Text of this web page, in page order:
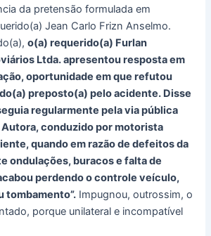
da pretensão formulada em
Jean Carlo Frizn Anselmo.
o(a) requerido(a) Furlan
Ltda. apresentou resposta em
oportunidade em que refutou
preposto(a) pelo acidente. Disse
regularmente pela via pública
conduzido por motorista
quando em razão de defeitos da
ondulações, buracos e falta de
perdendo o controle veículo,
tombamento”. Impugnou, outrossim, o
porque unilateral e incompatível